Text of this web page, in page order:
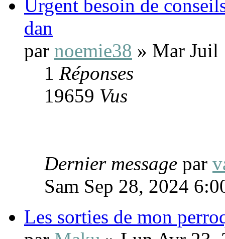
Urgent besoin de
dan
par noemie38 » Mar Juil
1 Réponses
19659 Vus
Dernier message par
Sam Sep 28, 2024
Les sorties de mon